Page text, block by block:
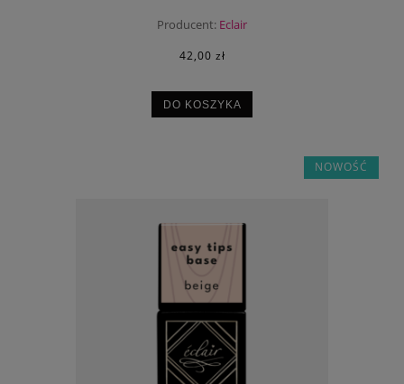
Producent: Eclair
42,00 zł
DO KOSZYKA
NOWOŚĆ